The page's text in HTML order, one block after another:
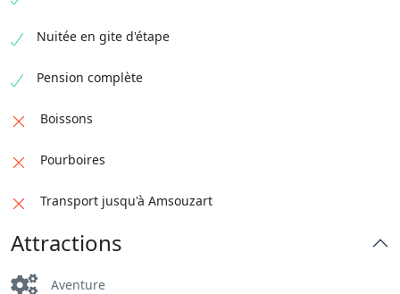
Nuitée en gite d'étape
Pension complète
Boissons
Pourboires
Transport jusqu'à Amsouzart
Attractions
Aventure